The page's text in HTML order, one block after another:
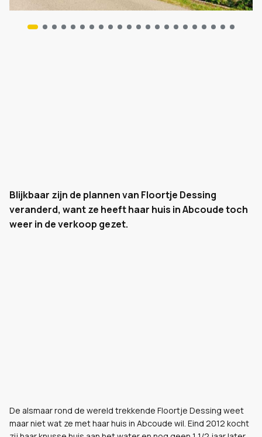
Blijkbaar zijn de plannen van Floortje Dessing
veranderd, want ze heeft haar huis in Abcoude toch
weer in de verkoop gezet.
De alsmaar rond de wereld trekkende Floortje Dessing weet
maar niet wat ze met haar huis in Abcoude wil. Eind 2012 kocht